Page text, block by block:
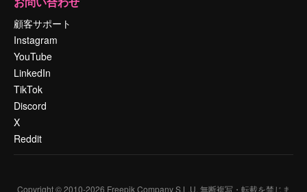
顧客サポート
Instagram
YouTube
LinkedIn
TikTok
Discord
X
Reddit
Copyright © 2010-2026 Freepik Company S.L.U. 無断複写・転載を禁じま